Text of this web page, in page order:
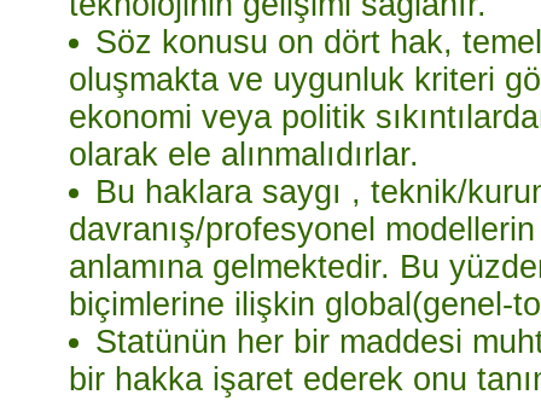
Söz konusu on dört hak,
oluşmakta ve uygunluk kriteri
ekonomi veya politik
olarak ele alınmalıdırlar.
Bu haklara saygı , teknik/
davranış/profesyonel
anlamına gelmektedir. Bu
biçimlerine ilişkin global(genel-
Statünün her bir maddesi
bir hakka işaret ederek onu